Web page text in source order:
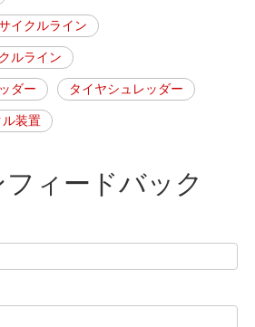
イクルライン
ルライン
ダー タイヤシュレッダー
ル装置
ィードバック